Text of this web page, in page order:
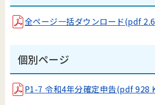
全ページ一括ダウンロード(pdf
個別ページ
P1-7 令和4年分確定申告(pdf 928